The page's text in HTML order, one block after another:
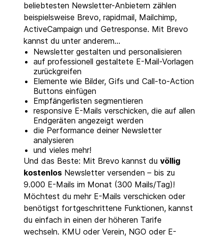
beliebtesten Newsletter-Anbietern zählen
beispielsweise Brevo, rapidmail, Mailchimp,
ActiveCampaign und Getresponse. Mit Brevo
kannst du unter anderem…
Newsletter gestalten und personalisieren
auf professionell gestaltete E-Mail-Vorlagen
zurückgreifen
Elemente wie Bilder, Gifs und Call-to-Action
Buttons einfügen
Empfängerlisten segmentieren
responsive E-Mails verschicken, die auf allen
Endgeräten angezeigt werden
die Performance deiner Newsletter
analysieren
und vieles mehr!
Und das Beste: Mit Brevo kannst du völlig
kostenlos Newsletter versenden – bis zu
9.000 E-Mails im Monat (300 Mails/Tag)!
Möchtest du mehr E-Mails verschicken oder
benötigst fortgeschrittene Funktionen, kannst
du einfach in einen der höheren Tarife
wechseln. KMU oder Verein, NGO oder E-